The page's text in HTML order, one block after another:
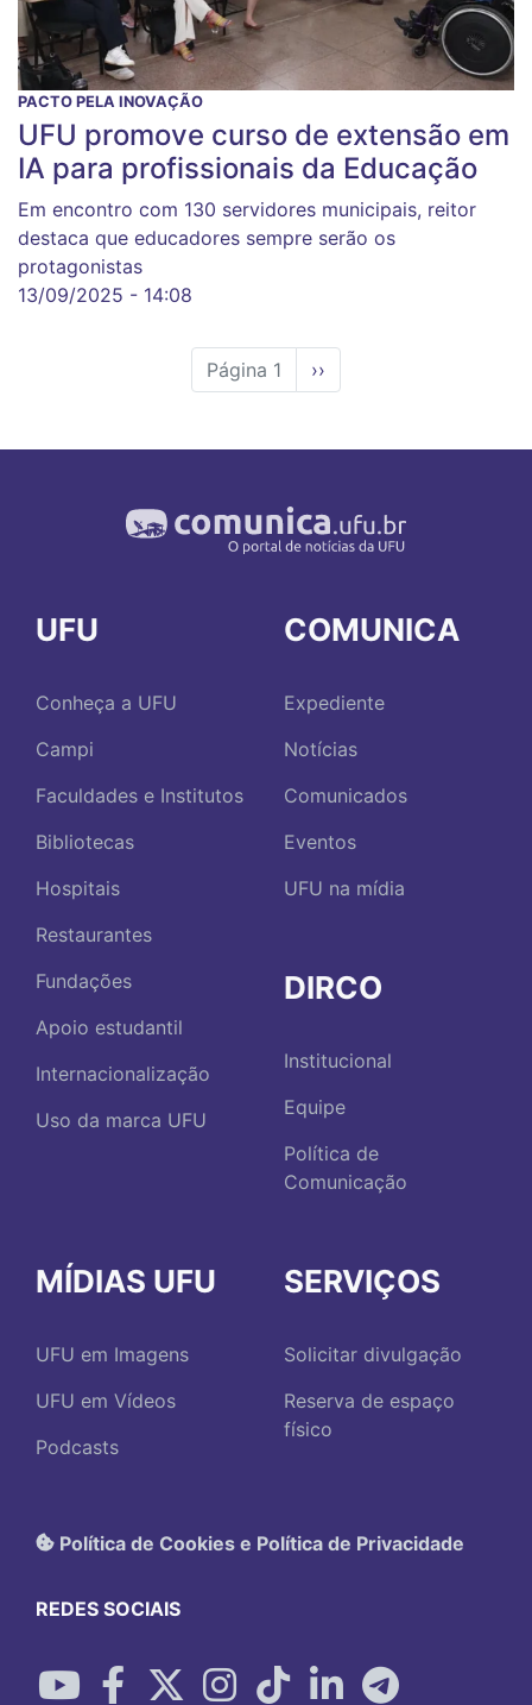
PACTO PELA INOVAÇÃO
UFU promove curso de extensão em
IA para profissionais da Educação
Em encontro com 130 servidores municipais, reitor
destaca que educadores sempre serão os
protagonistas
13/09/2025 - 14:08
Página 1
Próxima
página
››
UFU
Conheça a UFU
Campi
Faculdades e Institutos
Bibliotecas
Hospitais
Restaurantes
Fundações
Apoio estudantil
Internacionalização
Uso da marca UFU
COMUNICA
Expediente
Notícias
Comunicados
Eventos
UFU na mídia
DIRCO
Institucional
Equipe
Política de
Comunicação
MÍDIAS UFU
UFU em Imagens
UFU em Vídeos
Podcasts
SERVIÇOS
Solicitar divulgação
Reserva de espaço
físico
Política de Cookies e Política de Privacidade
REDES SOCIAIS